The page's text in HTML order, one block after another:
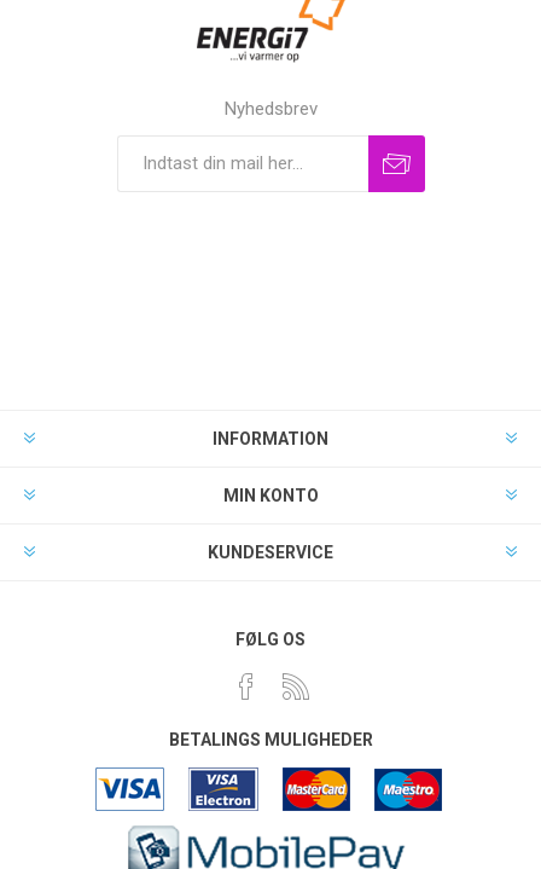
Nyhedsbrev
INFORMATION
MIN KONTO
KUNDESERVICE
FØLG OS
BETALINGS MULIGHEDER